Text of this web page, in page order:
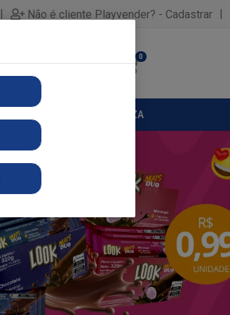
| Não é cliente Playvender? - Cadastrar |
0
LIMPEZA